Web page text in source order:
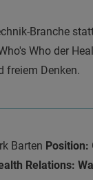
Branche
Who der
freiem Denken.
Barten Position:
Relations: